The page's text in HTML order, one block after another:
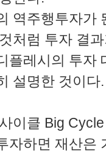
역주행투자가
처럼 투자 결
플레시의 투자
설명한 것이다.
이클 Big
자하면 재산은